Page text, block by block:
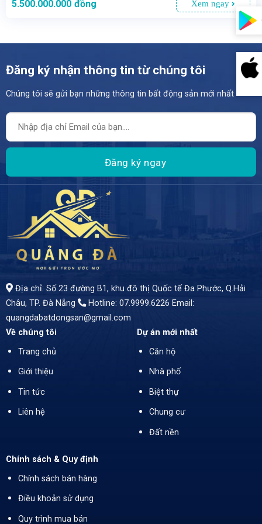
5.500.000.000 đồng Xem ngay
Đăng ký nhận thông tin từ chúng tôi
Chúng tôi sẽ gửi bạn những thông tin bất động sản mới nhất
Địa chỉ: Số 23 đường B1, khu đô thị Quốc tế Đa Phước, Q.Hải
Châu, TP. Đà Nẵng
Hotline: 07.9999.6226 Email:
quangdabatdongsan@gmail.com
Về chúng tôi
Trang chủ
Giới thiệu
Tin tức
Liên hệ
Dự án mới nhất
Căn hộ
Nhà phố
Biệt thự
Chung cư
Đất nền
Chính sách & Quy định
Chính sách bán hàng
Điều khoản sử dụng
Quy trình mua bán